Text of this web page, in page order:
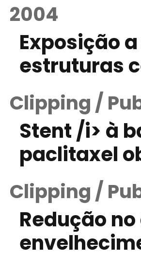
2004
Exposição
estruturas
Clipping /
Stent /i> à
paclitaxel
Clipping /
Redução